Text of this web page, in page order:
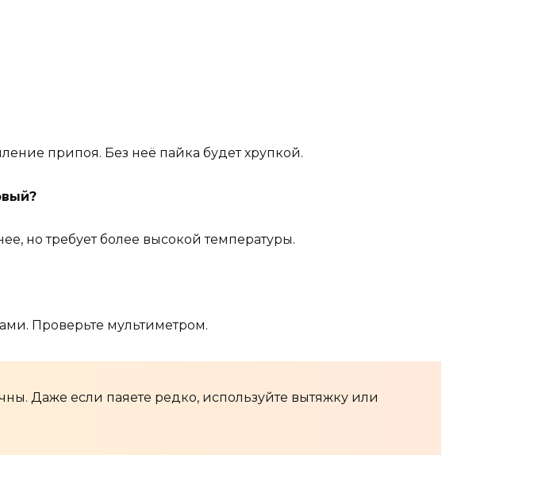
припоя. Без неё пайка будет хрупкой.
но требует более высокой температуры.
Проверьте мультиметром.
Даже если паяете редко, используйте вытяжку или